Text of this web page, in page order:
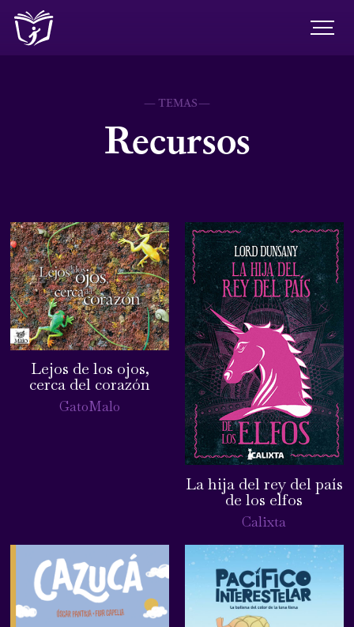
— TEMAS—
Recursos
Lejos de los ojos,
cerca del corazón
GatoMalo
La hija del rey del país
de los elfos
Calixta